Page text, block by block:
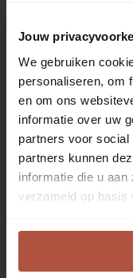
Jouw
We gebruiken
personaliseren, om
en om ons
informatie over uw
partners voor
partners kunnen
informatie die u
verzameld op basis
Roobol is al meer
raambekleding
service. Kom
enthousiaste
Altijd